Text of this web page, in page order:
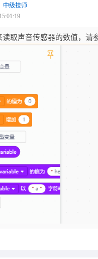
中级技师
取声音传感器的数值，请